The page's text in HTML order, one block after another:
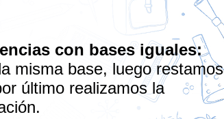
con bases iguales:
misma base, luego restamos
último realizamos la